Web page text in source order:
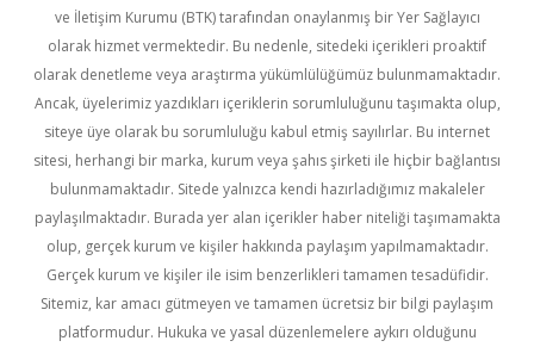
ve İletişim Kurumu (BTK) tarafından onaylanmış bir Yer Sağlayıcı
olarak hizmet vermektedir. Bu nedenle, sitedeki içerikleri proaktif
olarak denetleme veya araştırma yükümlülüğümüz bulunmamaktadır.
Ancak, üyelerimiz yazdıkları içeriklerin sorumluluğunu taşımakta olup,
siteye üye olarak bu sorumluluğu kabul etmiş sayılırlar. Bu internet
sitesi, herhangi bir marka, kurum veya şahıs şirketi ile hiçbir bağlantısı
bulunmamaktadır. Sitede yalnızca kendi hazırladığımız makaleler
paylaşılmaktadır. Burada yer alan içerikler haber niteliği taşımamakta
olup, gerçek kurum ve kişiler hakkında paylaşım yapılmamaktadır.
Gerçek kurum ve kişiler ile isim benzerlikleri tamamen tesadüfidir.
Sitemiz, kar amacı gütmeyen ve tamamen ücretsiz bir bilgi paylaşım
platformudur. Hukuka ve yasal düzenlemelere aykırı olduğunu